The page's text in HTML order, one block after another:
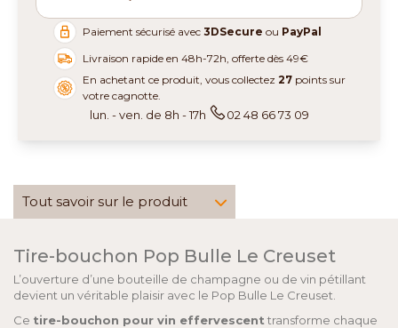
Paiement sécurisé avec3DSecure ou PayPal
Livraison rapide en 48h-72h, offerte dès 49€
En achetant ce produit, vous collectez27 points sur
votre cagnotte.
lun. - ven. de 8h - 17h 02 48 66 73 09
Tout savoir sur le produit
Tire-bouchon Pop Bulle Le Creuset
L’ouverture d’une bouteille de champagne ou de vin pétillant
devient un véritable plaisir avec le Pop Bulle Le Creuset.
Ce tire-bouchon pour vin effervescent transforme chaque